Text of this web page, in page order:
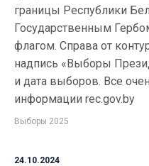
границы Республики
Государственным
флагом. Справа от
надпись «Выборы
и дата выборов. Все
информации rec.gov.by
Выборы 2025
24.10.2024